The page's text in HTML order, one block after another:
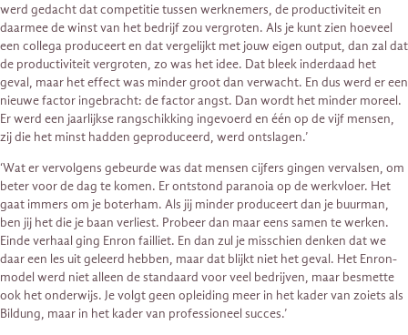
werd gedacht dat competitie tussen werknemers, de productiviteit en
daarmee de winst van het bedrijf zou vergroten. Als je kunt zien hoeveel
een collega produceert en dat vergelijkt met jouw eigen output, dan zal dat
de productiviteit vergroten, zo was het idee. Dat bleek inderdaad het
geval, maar het effect was minder groot dan verwacht. En dus werd er een
nieuwe factor ingebracht: de factor angst. Dan wordt het minder moreel.
Er werd een jaarlijkse rangschikking ingevoerd en één op de vijf mensen,
zij die het minst hadden geproduceerd, werd ontslagen.’
‘Wat er vervolgens gebeurde was dat mensen cijfers gingen vervalsen, om
beter voor de dag te komen. Er ontstond paranoia op de werkvloer. Het
gaat immers om je boterham. Als jij minder produceert dan je buurman,
ben jij het die je baan verliest. Probeer dan maar eens samen te werken.
Einde verhaal ging Enron failliet. En dan zul je misschien denken dat we
daar een les uit geleerd hebben, maar dat blijkt niet het geval. Het Enron-
model werd niet alleen de standaard voor veel bedrijven, maar besmette
ook het onderwijs. Je volgt geen opleiding meer in het kader van zoiets als
Bildung, maar in het kader van professioneel succes.’